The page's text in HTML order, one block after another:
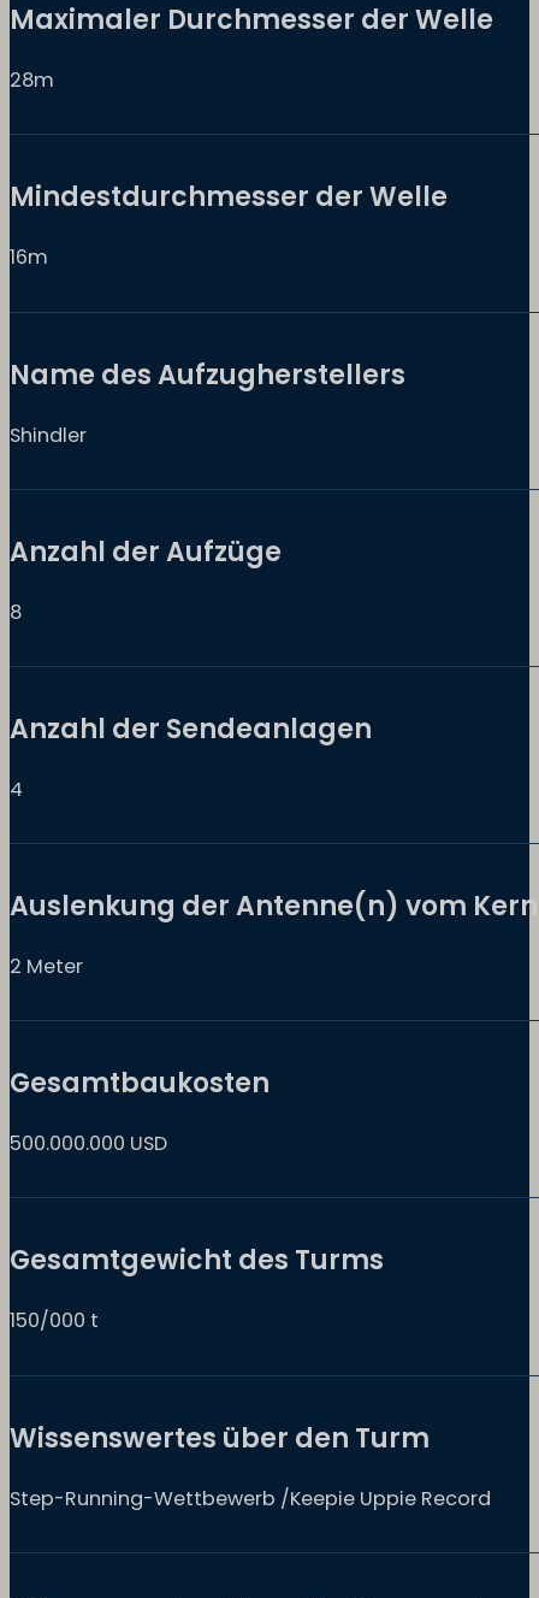
Maximaler Durchmesser der Welle
28m
Mindestdurchmesser der Welle
16m
Name des Aufzugherstellers
Shindler
Anzahl der Aufzüge
8
Anzahl der Sendeanlagen
4
Auslenkung der Antenne(n) vom Kern
2 Meter
Gesamtbaukosten
500.000.000 USD
Gesamtgewicht des Turms
150/000 t
Wissenswertes über den Turm
Step-Running-Wettbewerb /Keepie Uppie Record